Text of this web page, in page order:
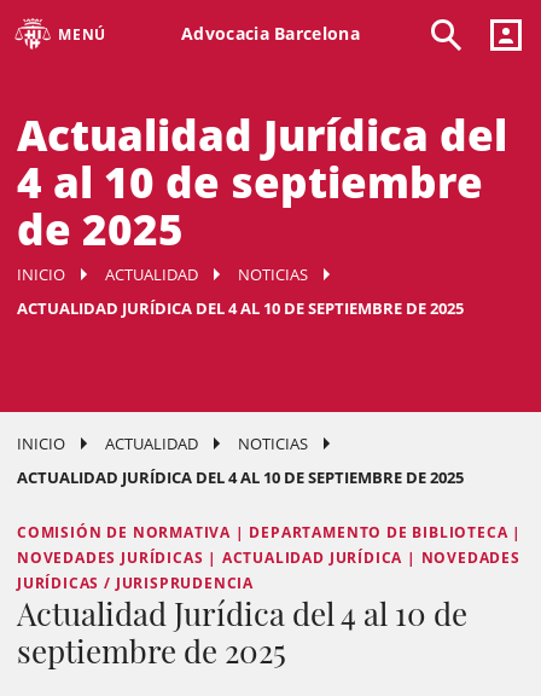
MENÚ Advocacia Barcelona
Actualidad Jurídica del
4 al 10 de septiembre
de 2025
INICIO ACTUALIDAD
NOTICIAS
ACTUALIDAD JURÍDICA DEL 4 AL 10 DE SEPTIEMBRE DE 2025
INICIO ACTUALIDAD
NOTICIAS
ACTUALIDAD JURÍDICA DEL 4 AL 10 DE SEPTIEMBRE DE 2025
COMISIÓN DE NORMATIVA | DEPARTAMENTO DE BIBLIOTECA |
NOVEDADES JURÍDICAS | ACTUALIDAD JURÍDICA | NOVEDADES
JURÍDICAS / JURISPRUDENCIA
Actualidad Jurídica del 4 al 10 de
septiembre de 2025